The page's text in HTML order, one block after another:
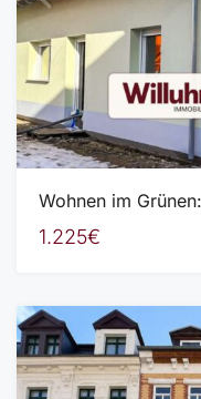
1.225€